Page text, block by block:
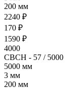
200 мм
2240 ₽
170 ₽
1590 ₽
4000
СВСН - 57 / 5000
5000 мм
3 мм
200 мм